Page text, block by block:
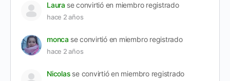
Laura se convirtió en miembro registrado
hace 2 años
monca se convirtió en miembro registrado
hace 2 años
Nicolas se convirtió en miembro registrado